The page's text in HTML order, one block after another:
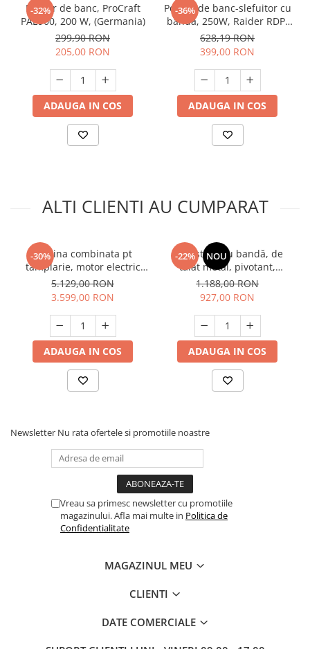
-32%
Polizor de banc, ProCraft
PAE900, 200 W, (Germania)
299,90 RON
205,00 RON
ADAUGA IN COS
-36%
Polizor de banc-slefuitor cu
banda, 250W, Raider RDP-
BG05, Profesional
628,19 RON
399,00 RON
ADAUGA IN COS
ALTI CLIENTI AU CUMPARAT
-30%
Masina combinata pt
tamplarie, motor electric
asincron, 2200W, Raider
RD-CWM01, Profesional
5.129,00 RON
3.599,00 RON
ADAUGA IN COS
-22% NOU
Fierăstrău cu bandă, de
tăiat metal, pivotant,
1200W, Raider RDP-BSM01
1.188,00 RON
927,00 RON
ADAUGA IN COS
Newsletter Nu rata ofertele si promotiile noastre
Vreau sa primesc newsletter cu promotiile
magazinului. Afla mai multe in Politica de
Confidentialitate
MAGAZINUL MEU
CLIENTI
DATE COMERCIALE